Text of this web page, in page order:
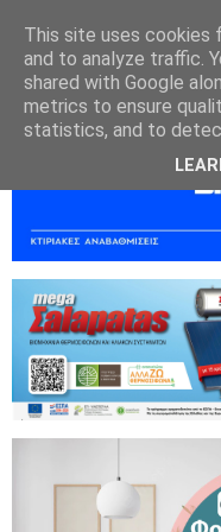
This site uses cookies
and to analyze traffic.
shared with Google
metrics to ensure
statistics, and to